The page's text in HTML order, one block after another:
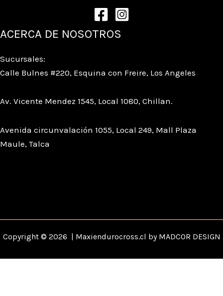
ACERCA DE NOSOTROS
Sucursales:
Calle Bulnes #220, Esquina con Freire, Los Angeles
Av. Vicente Mendez 1545, Local 1080, Chillan.
Avenida circunvalación 1055, Local 249, Mall Plaza
Maule, Talca
Copyright © 2026 | Maxiendurocross.cl by MADCOR DESIGN